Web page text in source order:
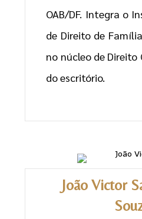
OAB/DF. Integra o
de Direito de
no núcleo de Direito
do escritório.
João Victor